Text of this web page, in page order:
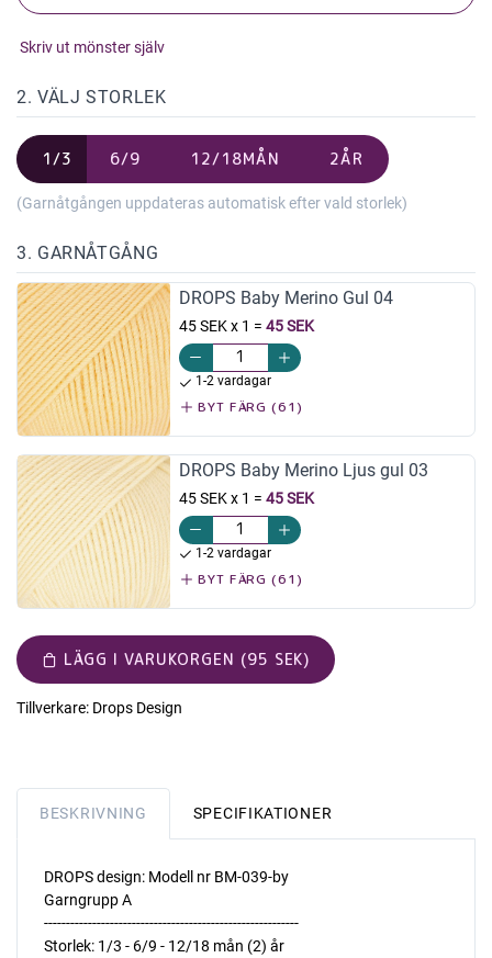
Skriv ut mönster själv
2. VÄLJ STORLEK
1/3 6/9 12/18MÅN 2ÅR
(Garnåtgången uppdateras automatisk efter vald storlek)
3. GARNÅTGÅNG
DROPS Baby Merino Gul 04
45 SEK x 1 = 45 SEK
1-2 vardagar
BYT FÄRG (61)
DROPS Baby Merino Ljus gul 03
45 SEK x 1 = 45 SEK
1-2 vardagar
BYT FÄRG (61)
LÄGG I VARUKORGEN (95 SEK)
Tillverkare: Drops Design
BESKRIVNING SPECIFIKATIONER
DROPS design: Modell nr BM-039-by
Garngrupp A
----------------------------------------------------------
Storlek: 1/3 - 6/9 - 12/18 mån (2) år